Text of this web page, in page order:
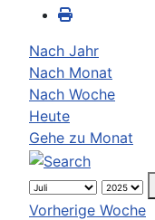
Nach Jahr
Nach Monat
Nach Woche
Heute
Gehe zu Monat
Vorherige Woche